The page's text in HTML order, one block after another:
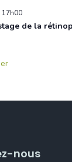
17h00
de la
nous